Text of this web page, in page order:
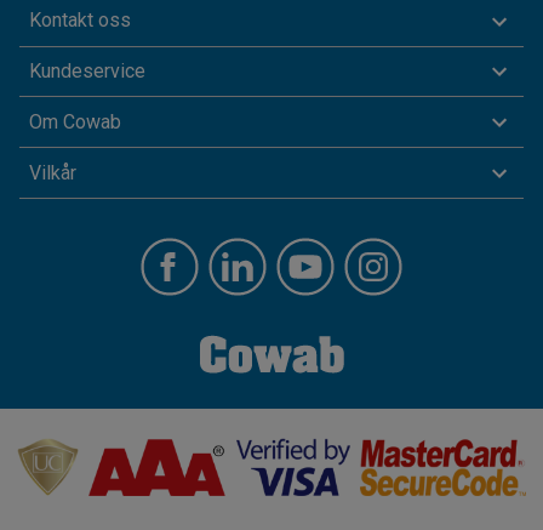
Kontakt oss
Kundeservice
Om Cowab
Vilkår